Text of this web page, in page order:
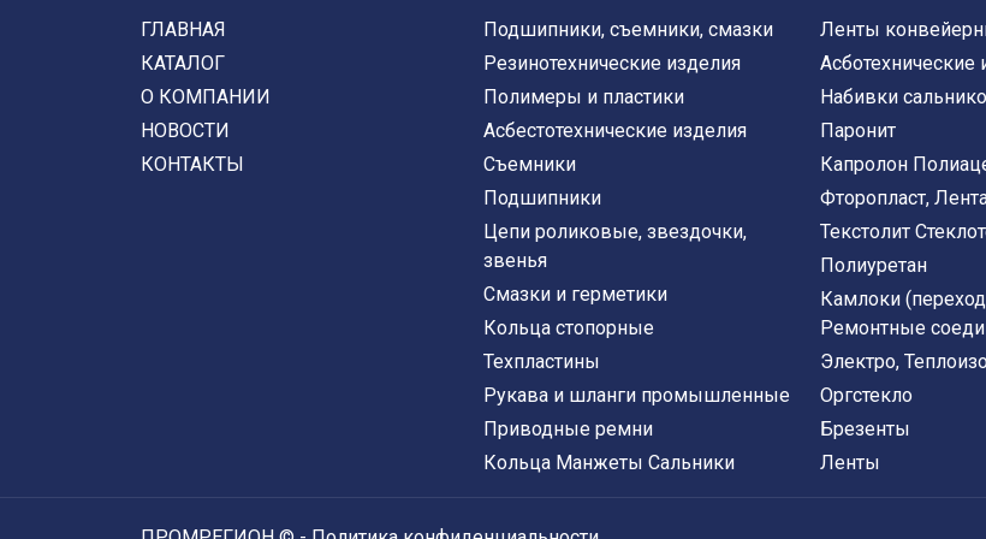
ГЛАВНАЯ
КАТАЛОГ
О КОМПАНИИ
НОВОСТИ
КОНТАКТЫ
Подшипники, съемники, смазки
Резинотехнические изделия
Полимеры и пластики
Асбестотехнические изделия
Съемники
Подшипники
Цепи роликовые, звездочки,
звенья
Смазки и герметики
Кольца стопорные
Техпластины
Рукава и шланги промышленные
Приводные ремни
Кольца Манжеты Сальники
Ленты
Асботехнические
Набивки
Паронит
Капролон
Фторопласт,
Текстолит
Полиуретан
Камлоки
Ремонтные
Электро,
Оргстекло
Брезенты
Ленты